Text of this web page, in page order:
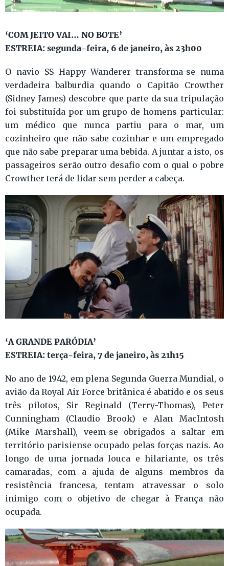
‘COM JEITO VAI… NO BOTE’
ESTREIA: segunda-feira, 6 de janeiro, às 23h00
O navio SS Happy Wanderer transforma-se numa
verdadeira balburdia quando o Capitão Crowther
(Sidney James) descobre que parte da sua tripulação
foi substituída por um grupo de homens particular:
um médico que nunca partiu para o mar, um
cozinheiro que não sabe cozinhar e um empregado
que não sabe preparar uma bebida. A juntar a isto, os
passageiros serão outro desafio com o qual o pobre
Crowther terá de lidar sem perder a cabeça.
‘A GRANDE PARÓDIA’
ESTREIA: terça-feira, 7 de janeiro, às 21h15
No ano de 1942, em plena Segunda Guerra Mundial, o
avião da Royal Air Force britânica é abatido e os seus
três pilotos, Sir Reginald (Terry-Thomas), Peter
Cunningham (Claudio Brook) e Alan MacIntosh
(Mike Marshall), veem-se obrigados a saltar em
território parisiense ocupado pelas forças nazis. Ao
longo de uma jornada louca e hilariante, os três
camaradas, com a ajuda de alguns membros da
resistência francesa, tentam atravessar o solo
inimigo com o objetivo de chegar à França não
ocupada.